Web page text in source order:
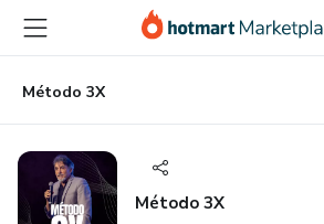
para
conteúdo
principal
para
pagamento
para
rodapéMétodo 3X
Método 3X